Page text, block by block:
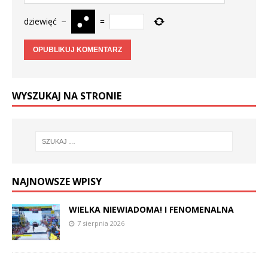
dziewięć − =
WYSZUKAJ NA STRONIE
NAJNOWSZE WPISY
WIELKA NIEWIADOMA! I FENOMENALNA
7 sierpnia 2026